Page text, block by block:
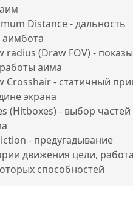
Distance - дальность
radius (Draw FOV) -
аима
Crosshair - статичный
экрана
(Hitboxes) - выбор частей
- предугадывание
движения цели,
способностей